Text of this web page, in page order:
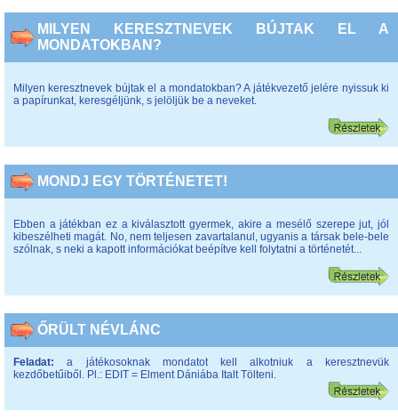
MILYEN KERESZTNEVEK BÚJTAK EL A
MONDATOKBAN?
Milyen keresztnevek bújtak el a mondatokban? A játékvezető jelére nyissuk ki
a papírunkat, keresgéljünk, s jelöljük be a neveket.
MONDJ EGY TÖRTÉNETET!
Ebben a játékban ez a kiválasztott gyermek, akire a mesélő szerepe jut, jól
kibeszélheti magát. No, nem teljesen zavartalanul, ugyanis a társak bele-bele
szólnak, s neki a kapott információkat beépítve kell folytatni a történetét...
ŐRÜLT NÉVLÁNC
Feladat:a játékosoknak mondatot kell alkotniuk a keresztnevük
kezdőbetűiből. Pl.: EDIT = Elment Dániába Italt Tölteni.